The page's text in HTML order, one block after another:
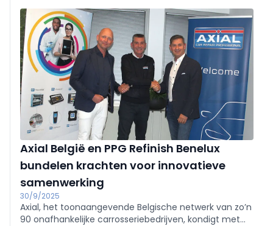
carrosserieafdeling in een knap, nagelnieuw gebouw.
Axial België en PPG Refinish Benelux
bundelen krachten voor innovatieve
samenwerking
30/9/2025
Axial, het toonaangevende Belgische netwerk van zo’n
90 onafhankelijke carrosseriebedrijven, kondigt met